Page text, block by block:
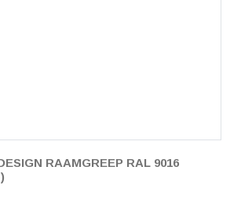
RAAMGREEP RAL 9016